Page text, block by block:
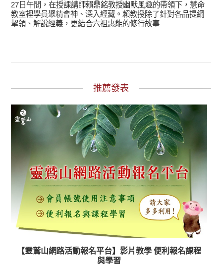
27日午間，在授課講師賴鼎銘教授幽默風趣的帶領下，慧命
教室裡學員聚精會神、深入經藏。賴教授除了針對各品提綱
挈領、解說經義，更結合六祖惠能的修行故事
推薦發表
【靈鷲山網路活動報名平台】影片教學 便利報名課程
與學習